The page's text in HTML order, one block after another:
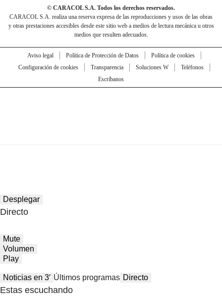
© CARACOL S.A. Todos los derechos reservados.
CARACOL S.A. realiza una reserva expresa de las reproducciones y usos de las obras
y otras prestaciones accesibles desde este sitio web a medios de lectura mecánica u otros
medios que resulten adecuados.
Aviso legal Política de Protección de Datos
Política de cookies
Configuración de cookies
Transparencia Soluciones W
Teléfonos
Escríbanos
Desplegar
Directo
Mute
Volumen
Play
Noticias en 3′ Últimos programas Directo
Estas escuchando